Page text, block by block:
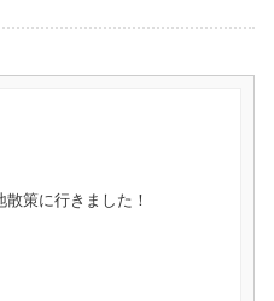
散策に行きました！